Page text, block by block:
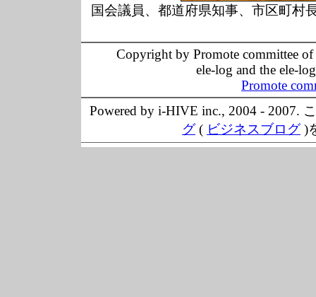
国会議員、都道府県知事、市区町村
Copyright by Promote committee
ele-log and the ele-
Promote
Powered by i-HIVE inc., 2004 - 2007.
グ( ビジネスブログ)